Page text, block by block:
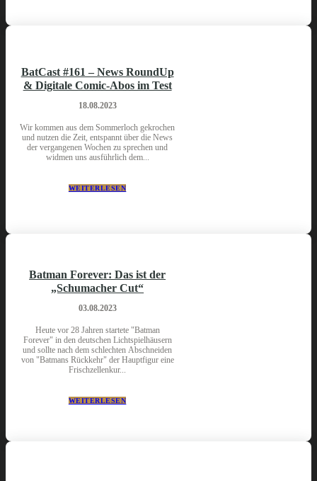
BatCast #161 – News RoundUp
& Digitale Comic-Abos im Test
18.08.2023
Wir kommen aus dem Sommerloch gekrochen
und nutzen die Zeit, entspannt über die News
der vergangenen Wochen zu sprechen und
widmen uns ausführlich dem...
WEITERLESEN
Batman Forever: Das ist der
„Schumacher Cut“
03.08.2023
Heute vor 28 Jahren startete "Batman
Forever" in den deutschen Lichtspielhäusern
und sollte nach dem schlechten Abschneiden
von "Batmans Rückkehr" der Hauptfigur eine
Frischzellenkur...
WEITERLESEN